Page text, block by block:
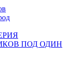
ПОД ОДИН